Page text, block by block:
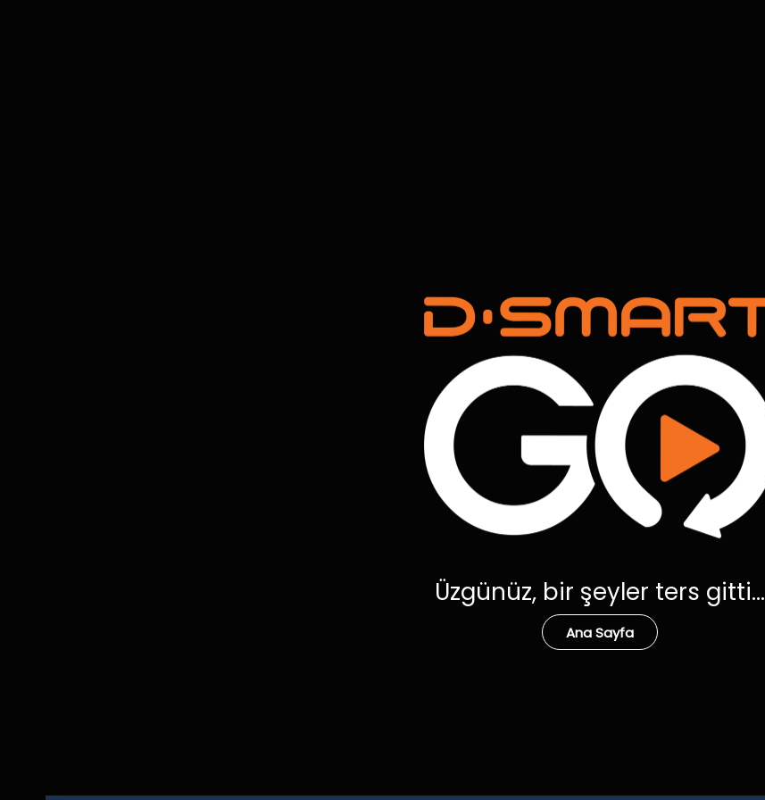
Üzgünüz, bir şeyler ters gitti...
Ana Sayfa